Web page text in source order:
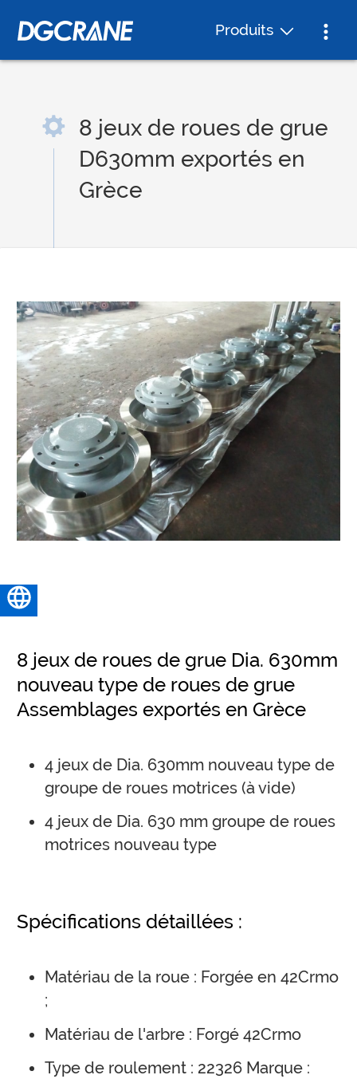
Produits
8 jeux de roues de grue
D630mm exportés en
Grèce
8 jeux de roues de grue Dia. 630mm
nouveau type de roues de grue
Assemblages exportés en Grèce
4 jeux de Dia. 630mm nouveau type de
groupe de roues motrices (à vide)
4 jeux de Dia. 630 mm groupe de roues
motrices nouveau type
Spécifications détaillées :
Matériau de la roue : Forgée en 42Crmo
;
Matériau de l'arbre : Forgé 42Crmo
Type de roulement : 22326 Marque :
Français